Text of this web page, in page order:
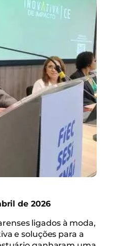
de 2026
ligados à moda,
e soluções para a